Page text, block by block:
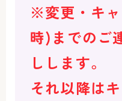
※変更・キ
時)までのご
しします。
それ以降は